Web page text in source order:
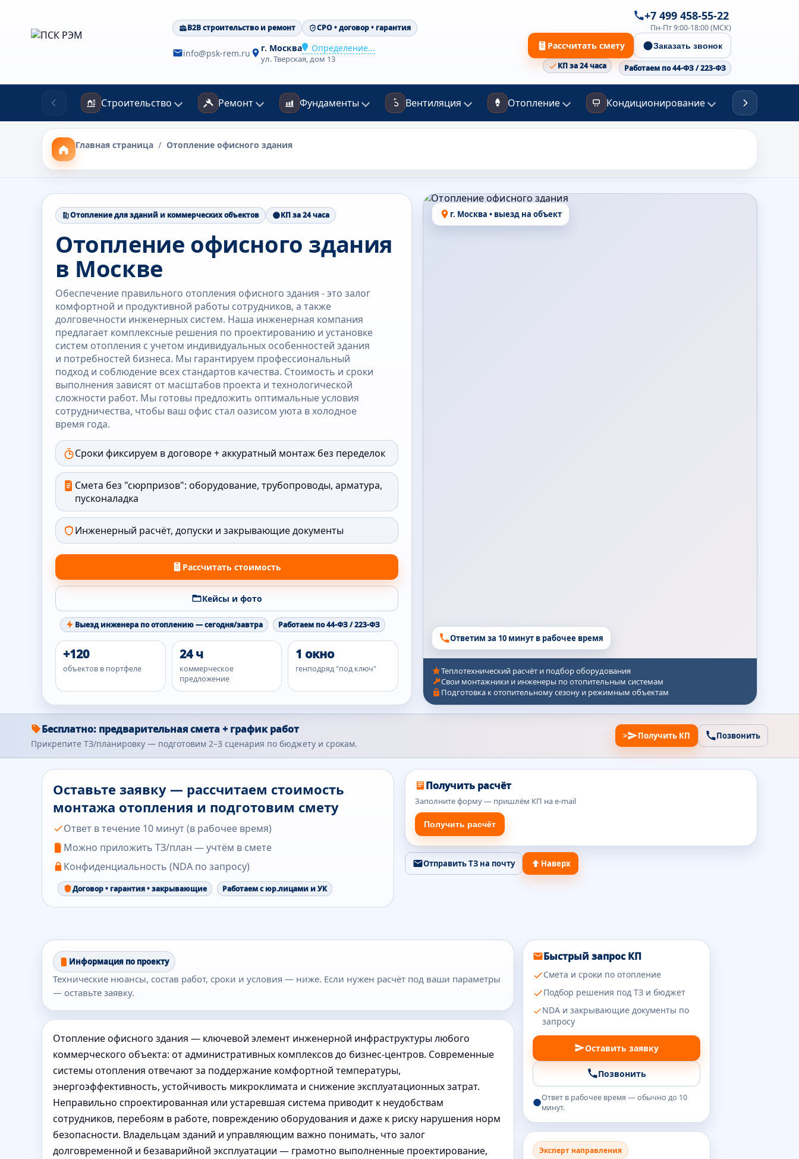
B2B строительство и ремонт СРО • договор • гарантия
info@psk-rem.ru г. Москва Определение...
ул. Тверская, дом 13
+7 499 458-55-22
Пн-Пт 9:00-18:00 (МСК)
Рассчитать смету Заказать звонок
КП за 24 часа Работаем по 44-ФЗ / 223-ФЗ
Строительство Ремонт Фундаменты Вентиляция Отопление Кондиционирование
Главная страница / Отопление офисного здания
Отопление для зданий и коммерческих объектов КП за 24 часа
Отопление офисного здания
в Москве
Обеспечение правильного отопления офисного здания - это залог
комфортной и продуктивной работы сотрудников, а также
долговечности инженерных систем. Наша инженерная компания
предлагает комплексные решения по проектированию и установке
систем отопления с учетом индивидуальных особенностей здания
и потребностей бизнеса. Мы гарантируем профессиональный
подход и соблюдение всех стандартов качества. Стоимость и сроки
выполнения зависят от масштабов проекта и технологической
сложности работ. Мы готовы предложить оптимальные условия
сотрудничества, чтобы ваш офис стал оазисом уюта в холодное
время года.
Сроки фиксируем в договоре + аккуратный монтаж без переделок
Смета без "сюрпризов": оборудование, трубопроводы, арматура,
пусконаладка
Инженерный расчёт, допуски и закрывающие документы
Рассчитать стоимость
Кейсы и фото
Выезд инженера по отоплению — сегодня/завтра Работаем по 44-ФЗ / 223-ФЗ
+120
объектов в портфеле
24 ч
коммерческое
предложение
1 окно
генподряд "под ключ"
г. Москва • выезд на объект
Ответим за 10 минут в рабочее время
Теплотехнический расчёт и подбор оборудования
Свои монтажники и инженеры по отопительным системам
Подготовка к отопительному сезону и режимным объектам
Бесплатно: предварительная смета + график работ
Прикрепите ТЗ/планировку — подготовим 2–3 сценария по бюджету и срокам.
> Получить КП Позвонить
Оставьте заявку — рассчитаем стоимость
монтажа отопления и подготовим смету
Ответ в течение 10 минут (в рабочее время)
Можно приложить ТЗ/план — учтём в смете
Конфиденциальность (NDA по запросу)
Договор • гарантия • закрывающие Работаем с юр.лицами и УК
Получить расчёт
Заполните форму — пришлём КП на e-mail
Получить расчёт
Отправить ТЗ на почту Наверх
Информация по проекту
Технические нюансы, состав работ, сроки и условия — ниже. Если нужен расчёт под ваши параметры
— оставьте заявку.
Отопление офисного здания — ключевой элемент инженерной инфраструктуры любого
коммерческого объекта: от административных комплексов до бизнес-центров. Современные
системы отопления отвечают за поддержание комфортной температуры,
энергоэффективность, устойчивость микроклимата и снижение эксплуатационных затрат.
Неправильно спроектированная или устаревшая система приводит к неудобствам
сотрудников, перебоям в работе, повреждению оборудования и даже к риску нарушения норм
безопасности. Владельцам зданий и управляющим важно понимать, что залог
долговременной и безаварийной эксплуатации — грамотно выполненные проектирование,
Быстрый запрос КП
Смета и сроки по отопление
Подбор решения под ТЗ и бюджет
NDA и закрывающие документы по
запросу
Оставить заявку
Позвонить
Ответ в рабочее время — обычно до 10
минут.
Эксперт направления